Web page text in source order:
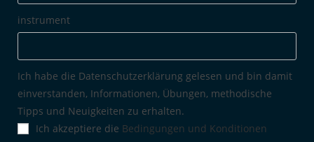
instrument
Ich habe die Datenschutzerklärung gelesen und bin damit
einverstanden, Informationen, Übungen, methodische
Tipps und Neuigkeiten zu erhalten.
Ich akzeptiere die Bedingungen und Konditionen